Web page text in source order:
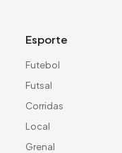
Esporte
Futebol
Futsal
Corridas
Local
Grenal